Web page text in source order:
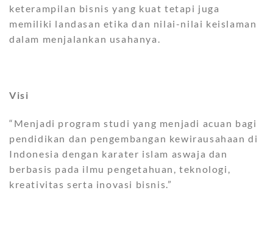
keterampilan bisnis yang kuat tetapi juga
memiliki landasan etika dan nilai-nilai keislaman
dalam menjalankan usahanya.
Visi
“Menjadi program studi yang menjadi acuan bagi
pendidikan dan pengembangan kewirausahaan di
Indonesia dengan karater islam aswaja dan
berbasis pada ilmu pengetahuan, teknologi,
kreativitas serta inovasi bisnis.”